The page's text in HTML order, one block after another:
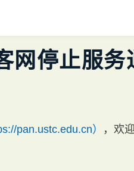
网停止服务
pan.ustc.edu.cn） ，欢